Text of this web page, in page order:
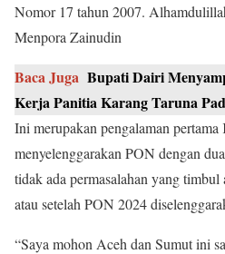
Nomor 17 tahun 2007.
Menpora Zainudin
Baca Juga Bupati Dairi
Kerja Panitia Karang Taruna
Ini merupakan pengalaman pertama
menyelenggarakan PON dengan
tidak ada permasalahan yang timbul
atau setelah PON 2024
“Saya mohon Aceh dan Sumut ini